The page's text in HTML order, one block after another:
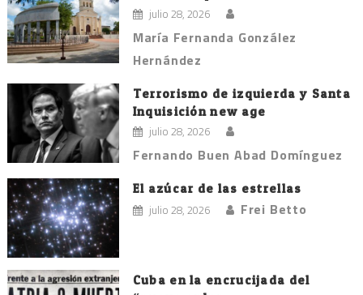
julio 28, 2026
María Fernanda González
Hernández
Terrorismo de izquierda y Santa
Inquisición new age
julio 28, 2026
Fernando Buen Abad Domínguez
El azúcar de las estrellas
julio 28, 2026 Frei Betto
Cuba en la encrucijada del